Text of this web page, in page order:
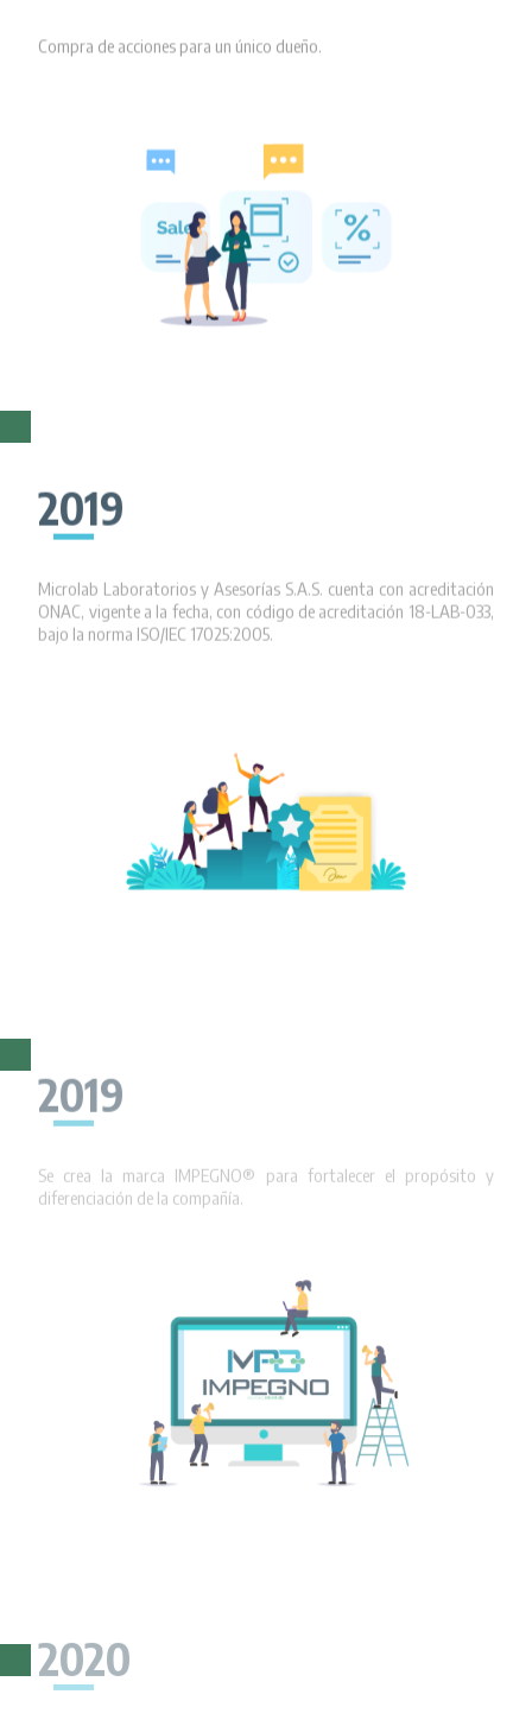
Compra de acciones para un único dueño.
2019
Microlab Laboratorios y Asesorías S.A.S. cuenta con acreditación
ONAC, vigente a la fecha, con código de acreditación 18-LAB-033,
bajo la norma ISO/IEC 17025:2005.
2019
Se crea la marca IMPEGNO® para fortalecer el propósito y
diferenciación de la compañía.
2020